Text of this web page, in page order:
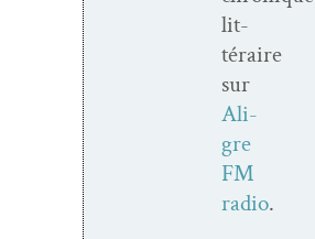
lit­
téraire
sur
Ali­
gre
FM
radio.